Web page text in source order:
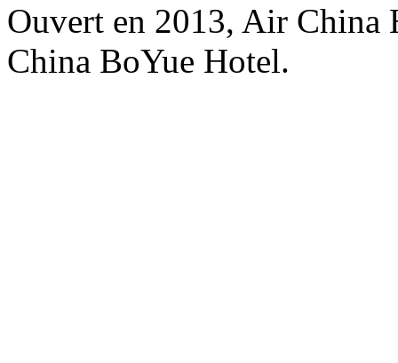
Ouvert en 2013, Air
China BoYue Hotel.